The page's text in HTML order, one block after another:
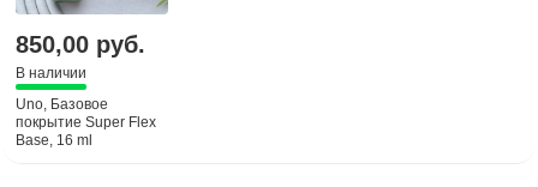
850,00 руб.
В наличии
Uno, Базовое
покрытие Super Flex
Base, 16 ml